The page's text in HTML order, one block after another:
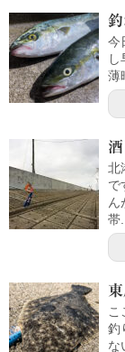
今
薄
北
で
ん
帯...
こ
釣
な